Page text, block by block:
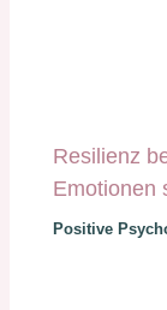
Resilienz
Emotionen
Positive